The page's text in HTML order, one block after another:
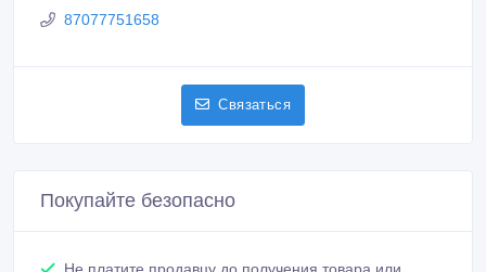
87077751658
Связаться
Покупайте безопасно